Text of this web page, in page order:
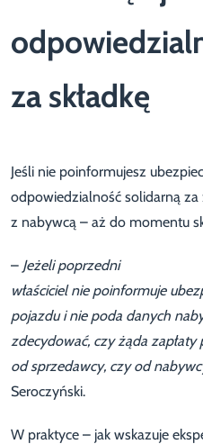
za składkę
Jeśli nie poinformujesz
odpowiedzialność solidarną za
z nabywcą – aż do momentu
– Jeżeli poprzedni
właściciel nie poinformuje
pojazdu i nie poda danych
zdecydować, czy żąda zapłaty
od sprzedawcy, czy od
Seroczyński.
W praktyce – jak wskazuje